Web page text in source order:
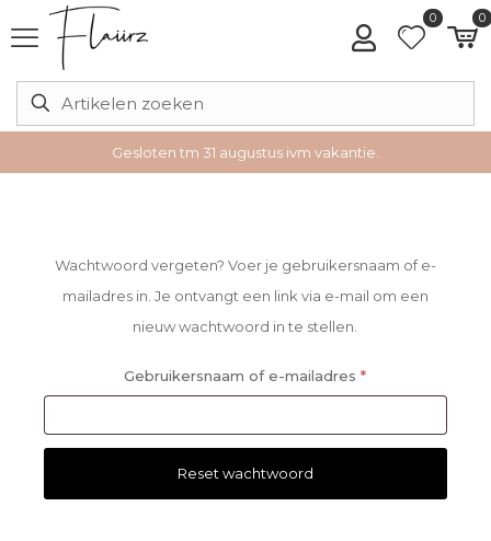
0 0
Gesloten tm 31 augustus ivm vakantie.
Wachtwoord vergeten? Voer je gebruikersnaam of e-
mailadres in. Je ontvangt een link via e-mail om een
nieuw wachtwoord in te stellen.
Gebruikersnaam of e-mailadres*Vereist
Reset wachtwoord